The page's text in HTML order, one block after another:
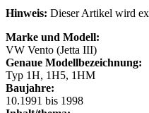
Hinweis: Dieser Artikel wird
Marke und Modell:
VW Vento (Jetta III)
Genaue Modellbezeichnung:
Typ 1H, 1H5, 1HM
Baujahre:
10.1991 bis 1998